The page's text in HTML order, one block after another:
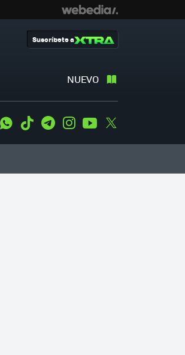
NUEVO
Suscríbete a
WhatsApp
Tiktok TelegramInstagramYoutube